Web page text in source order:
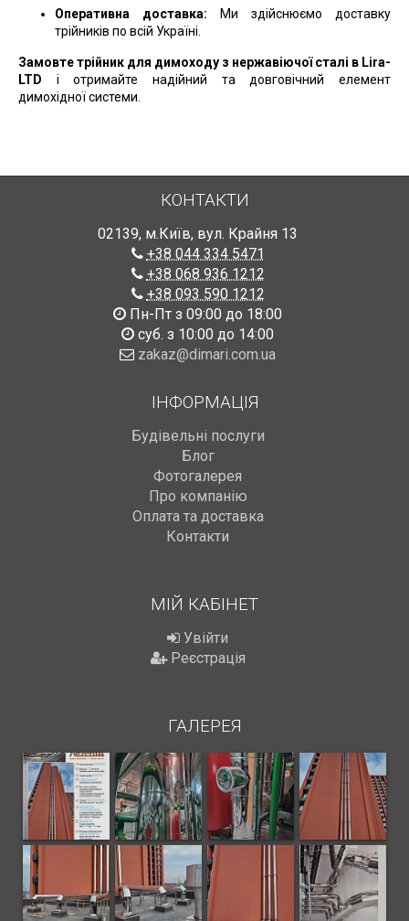
Оперативна доставка: Ми здійснюємо доставку
трійників по всій Україні.
Замовте трійник для димоходу з нержавіючої сталі в Lira-
LTD і отримайте надійний та довговічний елемент
димохідної системи.
КОНТАКТИ
02139, м.Київ, вул. Крайня 13
+38 044 334 5471
+38 068 936 1212
+38 093 590 1212
Пн-Пт з 09:00 до 18:00
суб. з 10:00 до 14:00
zakaz@dimari.com.ua
ІНФОРМАЦІЯ
Будівельні послуги
Блог
Фотогалерея
Про компанію
Оплата та доставка
Контакти
МІЙ КАБІНЕТ
Увійти
Реєстрація
ГАЛЕРЕЯ